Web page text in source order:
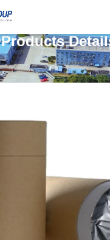
Products